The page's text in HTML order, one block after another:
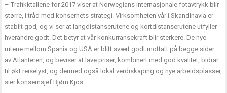
– Trafikktallene for 2017 viser at Norwegians internasjonale fotavtrykk blir
større, i tråd med konsernets strategi. Virksomheten vår i Skandinavia er
stabilt god, og vi ser at langdistanserutene og kortdistanserutene utfyller
hverandre godt. Det betyr at vår konkurransekraft blir sterkere. De nye
rutene mellom Spania og USA er blitt svært godt mottatt på begge sider
av Atlanteren, og beviser at lave priser, kombinert med god kvalitet, bidrar
til økt reiselyst, og dermed også lokal verdiskaping og nye arbeidsplasser,
sier konsernsjef Bjørn Kjos.